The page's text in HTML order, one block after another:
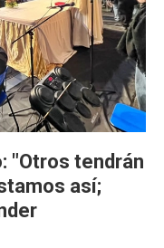
"Otros tendrán
así;